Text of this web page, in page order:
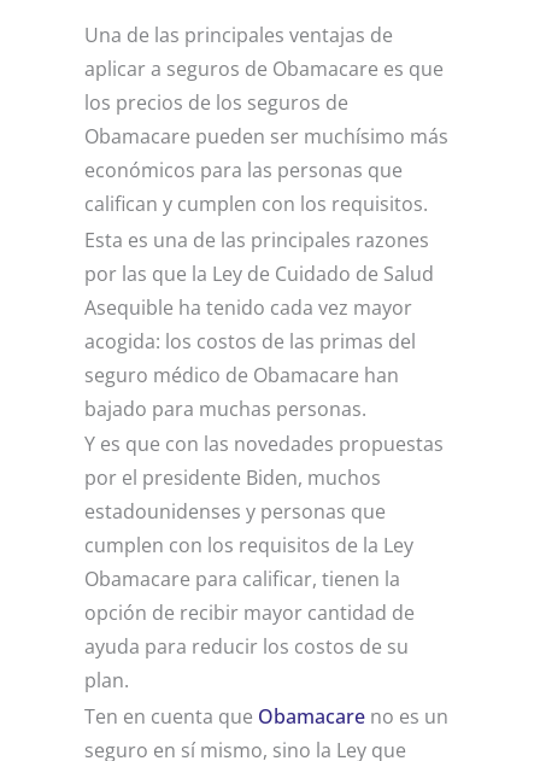
Una de las principales ventajas de
aplicar a seguros de Obamacare es que
los precios de los seguros de
Obamacare pueden ser muchísimo más
económicos para las personas que
califican y cumplen con los requisitos.
Esta es una de las principales razones
por las que la Ley de Cuidado de Salud
Asequible ha tenido cada vez mayor
acogida: los costos de las primas del
seguro médico de Obamacare han
bajado para muchas personas.
Y es que con las novedades propuestas
por el presidente Biden, muchos
estadounidenses y personas que
cumplen con los requisitos de la Ley
Obamacare para calificar, tienen la
opción de recibir mayor cantidad de
ayuda para reducir los costos de su
plan.
Ten en cuenta que Obamacare no es un
seguro en sí mismo, sino la Ley que